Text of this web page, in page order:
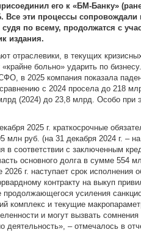
его к «БМ-Банку»
Все эти процессы
по всему, продолжатся с
издания.
отраслевики, в текущих
«крайне больно» ударить по
в 2025 компания показала
с 2024 просела до 218
(2024) до 23,8 млрд. Особо при
2025 г. краткосрочные
млн руб. (на 31 декабря 2024 г. –
в соответствии с заключенным
основного долга в сумме
г. наступает срок исполнения
контракту на выкуп
усиления
комплекс и текущие
и могут вызвать сомнения
деятельность», – отмечалось в